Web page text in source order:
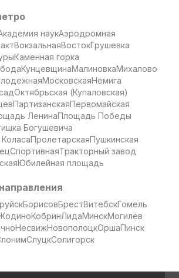
наукАэродромная
ВокзальнаяВостокГрушевка
Каменная горка
КунцевщинаМалиновкаМихалово
МосковскаяНемига
Октябрьская (Купаловская)
ПартизанскаяПервомайская
ЛенинаПлощадь Победы
Богушевича
ПролетарскаяПушкинская
СпортивнаяТракторный завод
Юбилейная площадь
БорисовБрестВитебскГомель
КобринЛидаМинскМогилёв
НесвижНовополоцкОршаПинск
СлуцкСолигорск